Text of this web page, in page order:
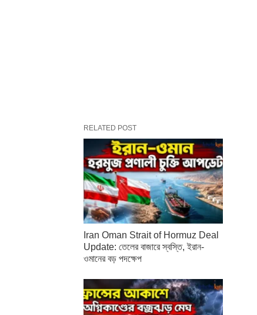
RELATED POST
Iran Oman Strait of Hormuz Deal
Update: তেলের বাজারে স্বস্তি, ইরান-
ওমানের বড় পদক্ষেপ